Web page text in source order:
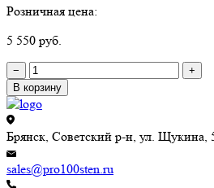
Розничная цена:
5 550 руб.
−
+
В корзину
Брянск, Советский р-н, ул. Щукина,
sales@pro100sten.ru